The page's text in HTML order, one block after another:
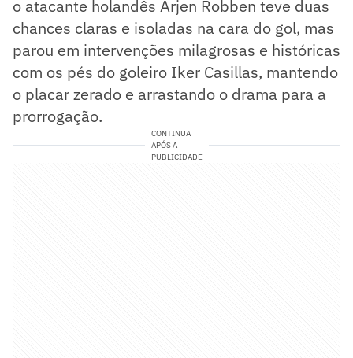
o atacante holandês Arjen Robben teve duas
chances claras e isoladas na cara do gol, mas
parou em intervenções milagrosas e históricas
com os pés do goleiro Iker Casillas, mantendo
o placar zerado e arrastando o drama para a
prorrogação.
CONTINUA
APÓS A
PUBLICIDADE